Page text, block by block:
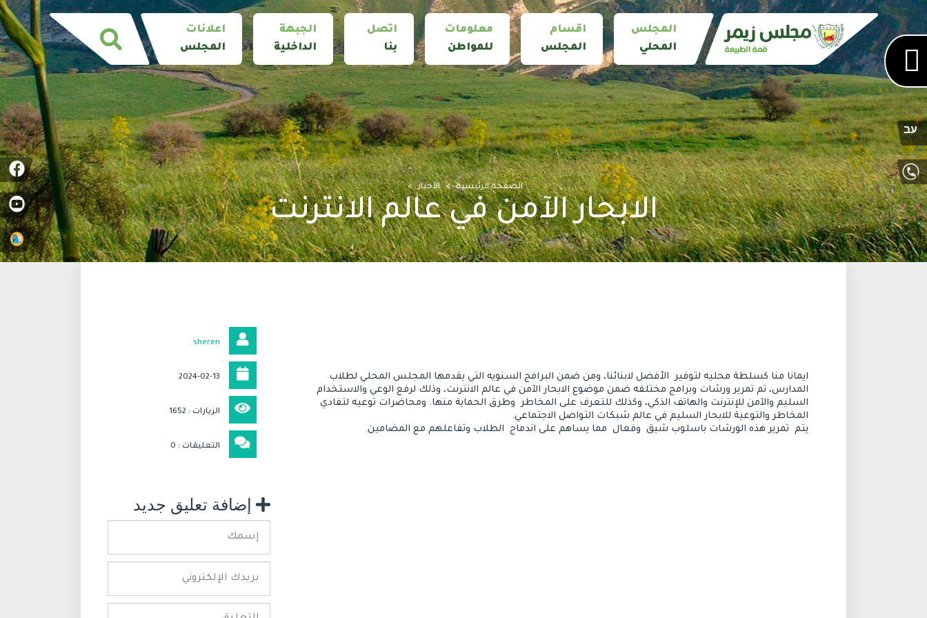
المجلس
المحلي
اقسام
المجلس
معلومات
للمواطن
اتصل
بنا
الجبهة
الداخلية
اعلانات
المجلس
עב
الصفحة الرئيسية الأخبار
الابحار الآمن في عالم الانترنت
المخاطر والتوعية للابحار السليم في عالم شبكات التواصل الاجتماعي.
يتم  تمرير هذه الورشات باسلوب شيق  وفعال  مما يساهم على اندماج  الطلاب وتفاعلهم مع المضامين.
sheren
الزيارات : 1652
التعليقات : 0
إضافة تعليق جديد